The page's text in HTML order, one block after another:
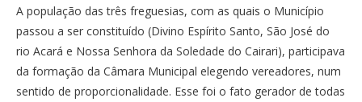
A população das três freguesias, com as quais o Município
passou a ser constituído (Divino Espírito Santo, São José do
rio Acará e Nossa Senhora da Soledade do Cairari), participava
da formação da Câmara Municipal elegendo vereadores, num
sentido de proporcionalidade. Esse foi o fato gerador de todas